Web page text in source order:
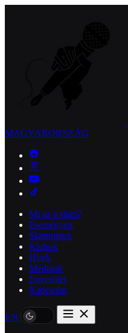
MAGYARORSZÁG
Mi az a slam?
Események
Slammerek
Klubok
Hírek
Médiatár
Egyesület
Kapcsolat
EN